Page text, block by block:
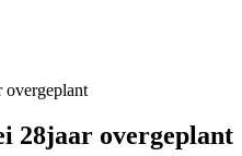
overgeplant
28jaar overgeplant